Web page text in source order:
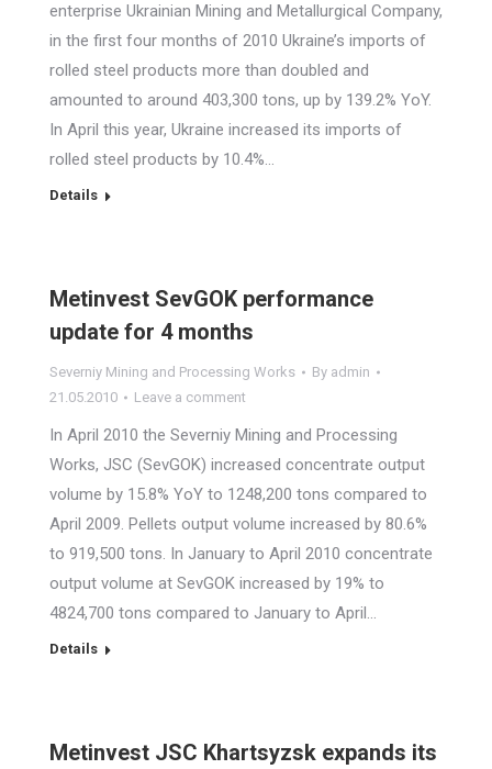
enterprise Ukrainian Mining and Metallurgical Company,
in the first four months of 2010 Ukraine’s imports of
rolled steel products more than doubled and
amounted to around 403,300 tons, up by 139.2% YoY.
In April this year, Ukraine increased its imports of
rolled steel products by 10.4%…
Details
Metinvest SevGOK performance
update for 4 months
Severniy Mining and Processing Works By admin
21.05.2010
Leave a comment
In April 2010 the Severniy Mining and Processing
Works, JSC (SevGOK) increased concentrate output
volume by 15.8% YoY to 1248,200 tons compared to
April 2009. Pellets output volume increased by 80.6%
to 919,500 tons. In January to April 2010 concentrate
output volume at SevGOK increased by 19% to
4824,700 tons compared to January to April…
Details
Metinvest JSC Khartsyzsk expands its